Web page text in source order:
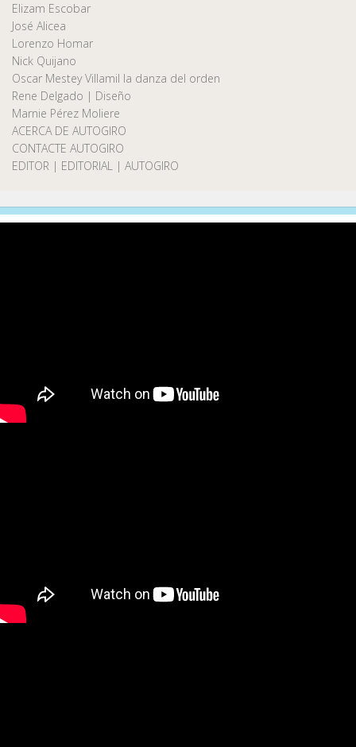
Elizam Escobar
José Alicea
Lorenzo Homar
Nick Quijano
Oscar Mestey Villamil la danza del orden
Rene Delgado | Diseño
Marnie Pérez Moliere
ACERCA DE AUTOGIRO
CONTACTE AUTOGIRO
EDITOR | EDITORIAL | AUTOGIRO